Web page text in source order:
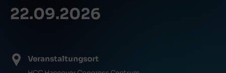
22.09.2026
Veranstaltungsort